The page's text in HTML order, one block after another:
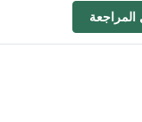
المراجعة